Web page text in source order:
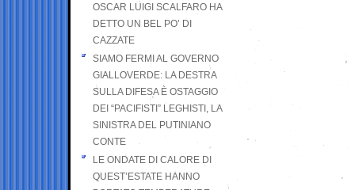
OSCAR LUIGI SCALFARO HA
DETTO UN BEL PO’ DI
CAZZATE
SIAMO FERMI AL GOVERNO
GIALLOVERDE: LA DESTRA
SULLA DIFESA È OSTAGGIO
DEI “PACIFISTI” LEGHISTI, LA
SINISTRA DEL PUTINIANO
CONTE
LE ONDATE DI CALORE DI
QUEST’ESTATE HANNO